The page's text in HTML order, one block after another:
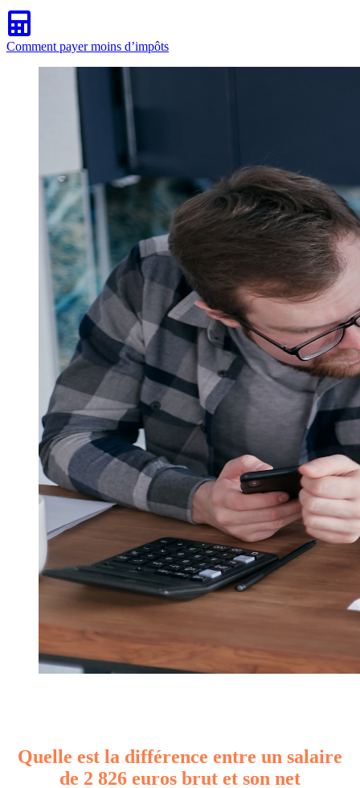
Comment payer moins d’impôts
Quelle est la différence entre un salaire
de 2 826 euros brut et son net